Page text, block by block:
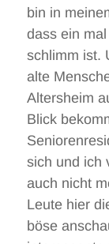
bin in
dass ein
schlimm ist.
alte
Altersheim
Blick
sich und ich
auch nicht
Leute hier
böse